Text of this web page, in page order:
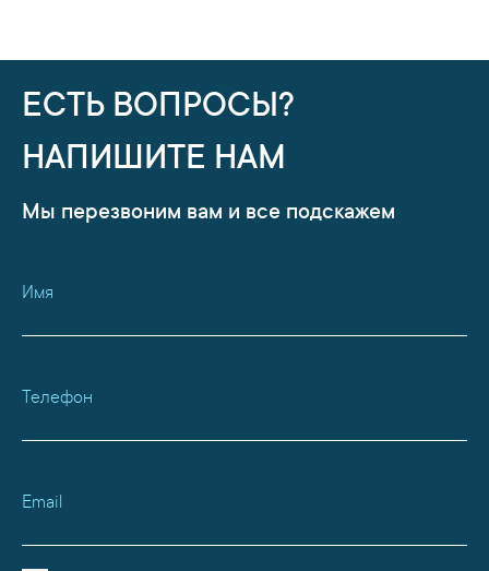
ЕСТЬ ВОПРОСЫ?
НАПИШИТЕ НАМ
Мы перезвоним вам и все подскажем
Имя
Телефон
Email